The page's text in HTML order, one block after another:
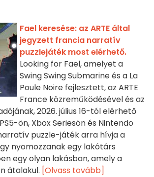
Fael keresése: az ARTE által
jegyzett francia narratív
puzzlejáték most elérhető.
Looking for Fael, amelyet a
Swing Swing Submarine és a La
Poule Noire fejlesztett, az ARTE
France közreműködésével és az
2026. július 16-tól elérhető
ön, Xbox Seriesön és Nintendo
puzzle-játék arra hívja a
nyomozzanak egy lakótárs
egy olyan lakásban, amely a
átalakul. [Olvass tovább]